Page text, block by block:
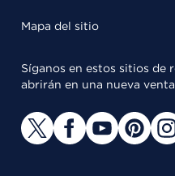
Mapa del sitio
Síganos en estos sitios de
abrirán en una nueva